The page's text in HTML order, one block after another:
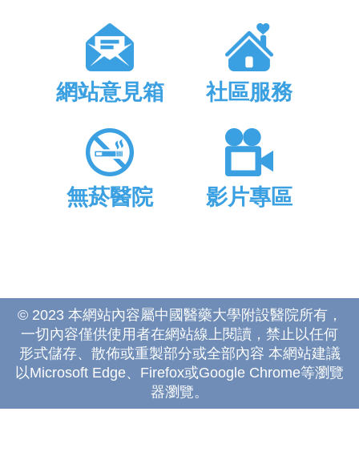
網站意見箱 社區服務
無菸醫院 影片專區
© 2023 本網站內容屬中國醫藥大學附設醫院所有，
一切內容僅供使用者在網站線上閱讀，禁止以任何
形式儲存、散佈或重製部分或全部內容 本網站建議
以Microsoft Edge、Firefox或Google Chrome等瀏覽
器瀏覽。